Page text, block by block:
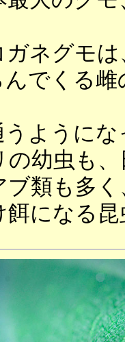
ネグモ
でくる
ように
幼虫も
類も多
になる